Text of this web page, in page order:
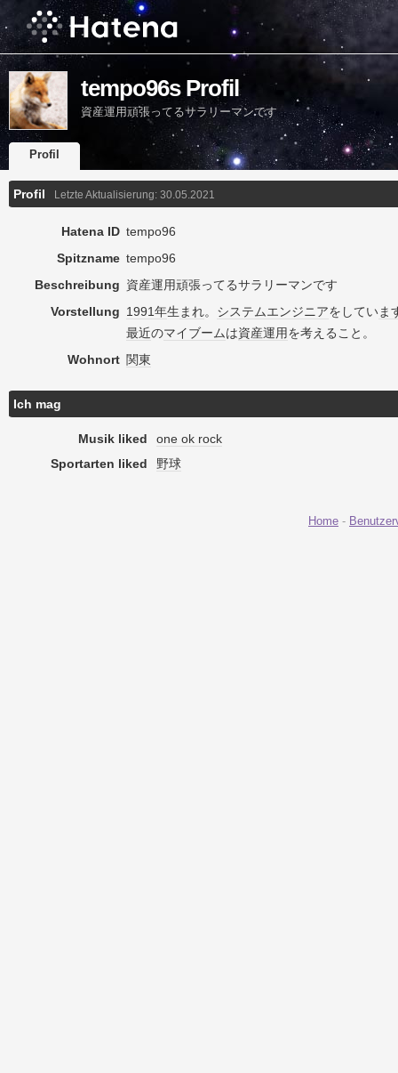
tempo96s Profil
資産運用頑張ってるサラリーマンです
Profil
Profil Letzte Aktualisierung: 30.05.2021
Hatena ID tempo96
Spitzname tempo96
Beschreibung 資産運用頑張ってるサラリーマンです
Vorstellung 1991年生まれ。 システムエンジニアをしていま
最近のマイブームは資産運用を考えること。
Wohnort 関東
Ich mag
Musik liked
one ok rock
Sportarten liked
野球
Home -